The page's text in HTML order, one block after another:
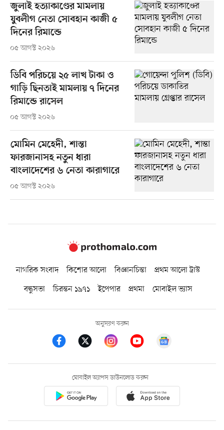
জুলাই হত্যাকাণ্ডের মামলায়
যুবলীগ নেতা সোবহান কাজী ৫
দিনের রিমান্ডে
০৫ আগস্ট ২০২৬
ডিবি পরিচয়ে ২৫ লাখ টাকা ও
গাড়ি ছিনতাই মামলায় ৭ দিনের
রিমান্ডে রাসেল
০৫ আগস্ট ২০২৬
মোমিন মেহেদী, শান্তা
ফারজানাসহ নতুন ধারা
বাংলাদেশের ৬ নেতা কারাগারে
০৫ আগস্ট ২০২৬
নাগরিক সংবাদ কিশোর আলো বিজ্ঞানচিন্তা
প্রথম আলো ট্রাস্ট
বন্ধুসভা
চিরন্তন ১৯৭১ ইপেপার প্রথমা মোবাইল ভ্যাস
অনুসরণ করুন
মোবাইল অ্যাপস ডাউনলোড করুন